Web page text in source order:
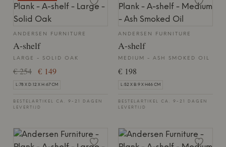
ANDERSEN FURNITURE
A-shelf
LARGE - SOLID OAK
€ 254 € 149
L:78 X D:12 X H:67 CM
BESTELARTIKEL CA. 9-21 DAGEN
LEVERTIJD
ANDERSEN FURNITURE
A-shelf
MEDIUM - ASH SMOKED OIL
€ 198
L:52 X B:9 X H46 CM
BESTELARTIKEL CA. 9-21 DAGEN
LEVERTIJD